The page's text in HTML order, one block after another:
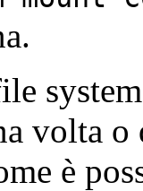
volta o
è